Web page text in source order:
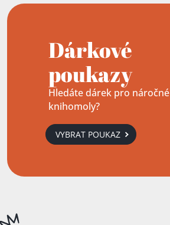
Dárkové
poukazy
Hledáte dárek pro náročné
knihomoly?
VYBRAT POUKAZ